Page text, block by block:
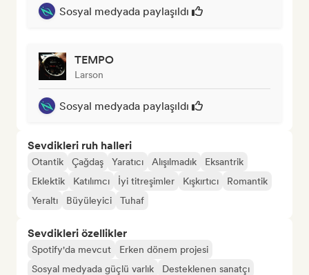
Sosyal medyada paylaşıldı
TEMPO
Larson
Sosyal medyada paylaşıldı
Sevdikleri ruh halleri
Otantik Çağdaş Yaratıcı Alışılmadık
Eksantrik
Eklektik
Katılımcı İyi titreşimler Kışkırtıcı
Romantik
Yeraltı
Büyüleyici Tuhaf
Sevdikleri özellikler
Spotify'da mevcut
Erken dönem projesi
Sosyal medyada güçlü varlık
Desteklenen sanatçı